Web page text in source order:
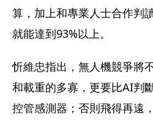
算，加上和專業人士合作判
就能達到93%以上。
忻維忠指出，無人機競爭將
和載重的多寡，更要比AI判
控管感測器；否則飛得再遠